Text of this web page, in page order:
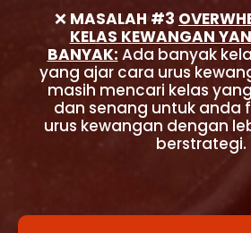
❌ MASALAH #3
KELAS KEWANGAN
BANYAK: Ada banyak
yang ajar cara urus
masih mencari kelas
dan senang untuk anda
urus kewangan dengan
berstrategi.